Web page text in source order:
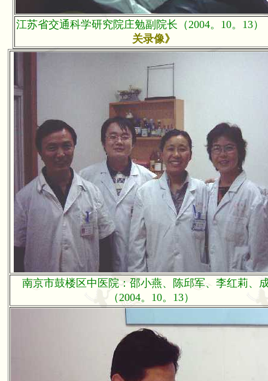
江苏省交通科学研究院庄勉副院长（2004。10。13
关录像》
南京市鼓楼区中医院：邵小燕、陈邱军、李红莉、
（2004。10。13）